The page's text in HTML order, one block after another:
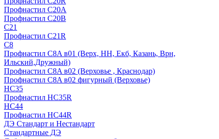
Профнастил С20А
Профнастил С20В
C21
Профнастил С21R
C8
Профнастил С8A в01 (Верх, НН, Екб, Казань, Врн,
Ильский,Дружный)
Профнастил С8A в02 (Верховье , Краснодар)
Профнастил С8A в02 фигурный (Верховье)
HС35
Профнастил HC35R
НС44
Профнастил НС44R
ДЭ Стандарт и Нестандарт
Стандартные ДЭ